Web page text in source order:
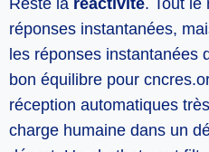
réponses instantanées,
les réponses instantanées
bon équilibre pour
réception automatiques
charge humaine dans un